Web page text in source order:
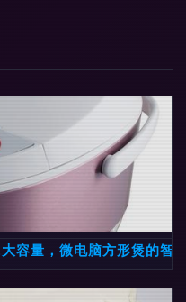
容量，微电脑方形煲的智